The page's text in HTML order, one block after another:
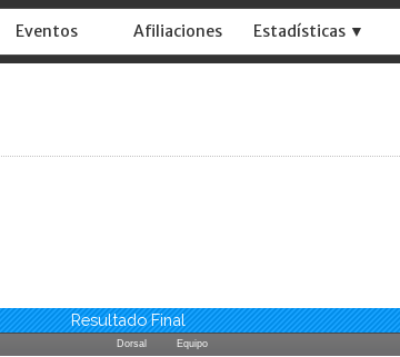
Eventos Afiliaciones Estadísticas ▼
Resultado Final
Dorsal Equipo